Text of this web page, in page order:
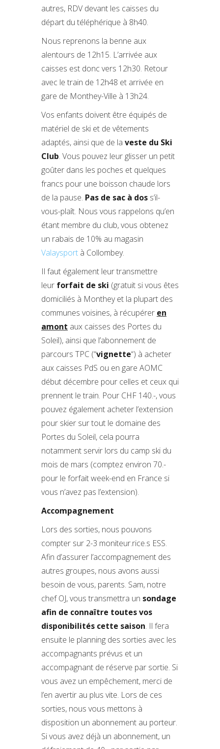
autres, RDV devant les caisses du
départ du téléphérique à 8h40.
Nous reprenons la benne aux
alentours de 12h15. L’arrivée aux
caisses est donc vers 12h30. Retour
avec le train de 12h48 et arrivée en
gare de Monthey-Ville à 13h24.
Vos enfants doivent être équipés de
matériel de ski et de vêtements
adaptés, ainsi que de la veste du Ski
Club. Vous pouvez leur glisser un petit
goûter dans les poches et quelques
francs pour une boisson chaude lors
de la pause. Pas de sac à dos s’il-
vous-plaît. Nous vous rappelons qu’en
étant membre du club, vous obtenez
un rabais de 10% au magasin
Valaysport à Collombey.
Il faut également leur transmettre
leur forfait de ski (gratuit si vous êtes
domiciliés à Monthey et la plupart des
communes voisines, à récupérer en
amont aux caisses des Portes du
Soleil), ainsi que l’abonnement de
parcours TPC (“vignette“) à acheter
aux caisses PdS ou en gare AOMC
début décembre pour celles et ceux qui
prennent le train. Pour CHF 140.-, vous
pouvez également acheter l’extension
pour skier sur tout le domaine des
Portes du Soleil, cela pourra
notamment servir lors du camp ski du
mois de mars (comptez environ 70.-
pour le forfait week-end en France si
vous n’avez pas l’extension).
Accompagnement
Lors des sorties, nous pouvons
compter sur 2-3 moniteur.rice.s ESS.
Afin d’assurer l’accompagnement des
autres groupes, nous avons aussi
besoin de vous, parents. Sam, notre
chef OJ, vous transmettra un sondage
afin de connaître toutes vos
disponibilités cette saison. Il fera
ensuite le planning des sorties avec les
accompagnants prévus et un
accompagnant de réserve par sortie. Si
vous avez un empêchement, merci de
l’en avertir au plus vite. Lors de ces
sorties, nous vous mettons à
disposition un abonnement au porteur.
Si vous avez déjà un abonnement, un